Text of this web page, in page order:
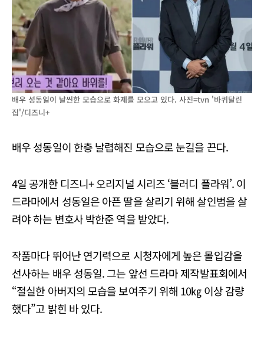
배우 성동일이 날씬한 모습으로 화제를 모으고 있다. 사진=tvn '바퀴달린
집'/디즈니+
배우 성동일이 한층 날렵해진 모습으로 눈길을 끈다.
4일 공개한 디즈니+ 오리지널 시리즈 ‘블러디 플라워’. 이
드라마에서 성동일은 아픈 딸을 살리기 위해 살인범을 살
려야 하는 변호사 박한준 역을 받았다.
작품마다 뛰어난 연기력으로 시청자에게 높은 몰입감을
선사하는 배우 성동일. 그는 앞선 드라마 제작발표회에서
“절실한 아버지의 모습을 보여주기 위해 10㎏ 이상 감량
했다”고 밝힌 바 있다.